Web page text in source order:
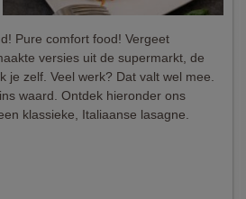
Pure comfort food! Vergeet
versies uit de supermarkt, de
je zelf. Veel werk? Dat valt wel mee.
waard. Ontdek hieronder ons
klassieke, Italiaanse lasagne.